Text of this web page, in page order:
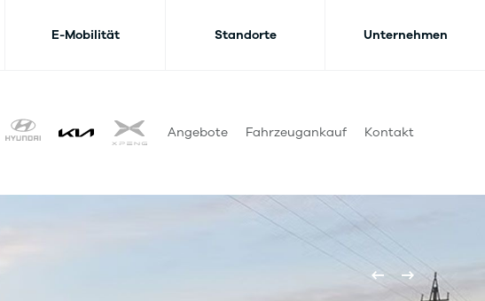
E-Mobilität Standorte Unternehmen
Angebote Fahrzeugankauf Kontakt